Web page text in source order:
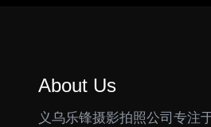
About Us
义乌乐锋摄影拍照公司专注